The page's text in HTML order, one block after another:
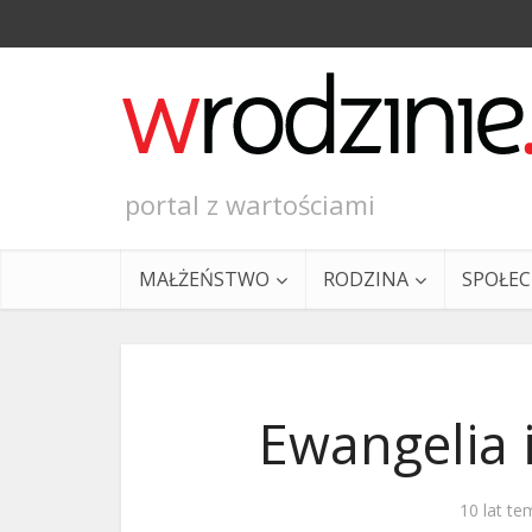
portal z wartościami
MAŁŻEŃSTWO RODZINA
10 lat